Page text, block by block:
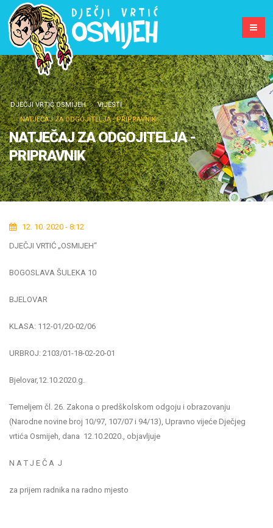
DJEČJI VRTIĆ OSMIJEH
VIJESTI
NATJEČAJ ZA ODGOJITELJA - PRIPRAVNIK
NATJEČAJ ZA ODGOJITELJA -
PRIPRAVNIK
12. 10. 2020 - 8:12
DJEČJI VRTIĆ „OSMIJEH“
BOGOSLAVA ŠULEKA 10
BJELOVAR
KLASA: 112-01/20-02/06
URBROJ: 2103/01-18-02-20-01
Bjelovar,12.10.2020.g.
Temeljem čl. 26. Zakona o predškolskom odgoju i obrazovanju
(Narodne novine broj 10/97, 107/07 i 94/13), Upravno vijeće Dječjeg
vrtića Osmijeh, dana 12.10.2020., objavljuje
N A T J E Č A J
za prijem radnika na radno mjesto